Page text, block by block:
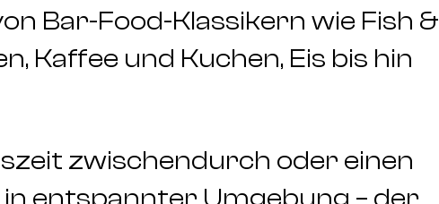
Bar-Food-Klassikern wie Fish &
Kaffee und Kuchen, Eis bis hin
zwischendurch oder einen